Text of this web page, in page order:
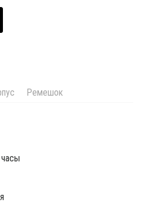
Ремешок